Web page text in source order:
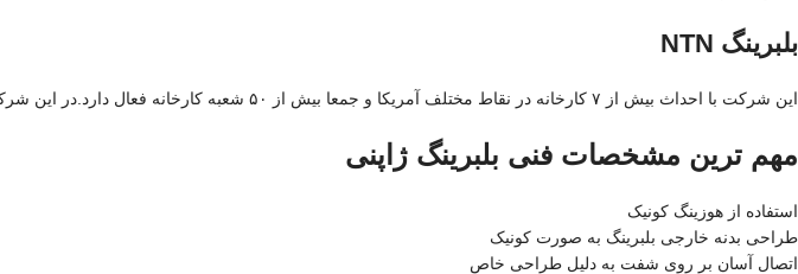
بلبرینگ NTN
این شرکت با احداث بیش از ۷ کارخانه در نقاط مختلف آمریکا و جمعا بیش از ۵۰ شعبه کارخانه فعال دارد.در این شرکت بلبرینگ صنعتی، کشاوزی و اتوموبیل…که از اهمیت و ارزش بالایی برخوردار است.
مهم ترین مشخصات فنی بلبرینگ ژاپنی
استفاده از هوزینگ کونیک
طراحی بدنه خارجی بلبرینگ به صورت کونیک
اتصال آسان بر روی شفت به دلیل طراحی خاص